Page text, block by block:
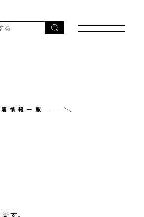
情報一覧
す。